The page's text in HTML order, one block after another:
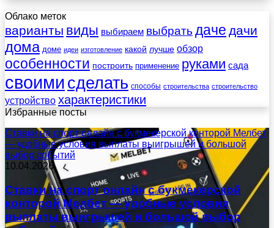
Облако меток
варианты виды выбираем выбрать даче дачи
дома доме идеи изготовление какой лучше обзор
особенности построить применение руками сада
своими сделать способы строительства строительство
устройство характеристики
Избранные посты
Ставки на спорт онлайн с букмекерской конторой Мелбет
— удобные условия выплаты выигрышей и большой
выбор событий
10.04.2026
Ставки на спорт онлайн с букмекерской
конторой Мелбет — удобные условия
выплаты выигрышей и большой выбор